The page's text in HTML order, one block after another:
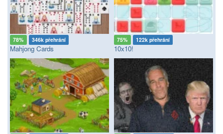
78% 346k přehrání
Mahjong Cards
75% 122k přehrání
10x10!